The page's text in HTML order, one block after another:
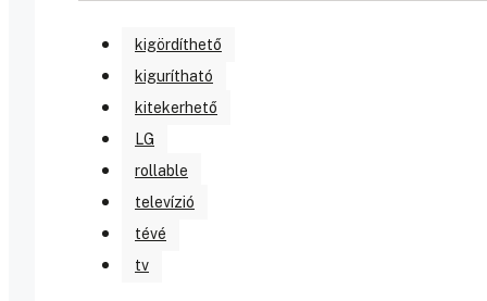
kigördíthető
kigurítható
kitekerhető
LG
rollable
televízió
tévé
tv